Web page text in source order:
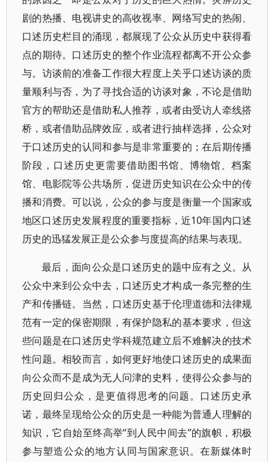
剧的热播、电视讲史的高收视率、网络写史的热闹、
口述历史栏目的涌现，都展现了公众从历史中获得看
点的期待。口述历史的整个作业流程都离不开公众参
与。访谈前的准备工作很大程度上关乎口述访谈的质
量顺利与否，为了寻找合适的访谈对象，不论是借助
官方的帮助还是借助私人推荐，或者由受访人牵线搭
桥，或者借助品牌效应，或者进行抽样选择，公众对
于口述历史的认同和参与是非常重要的；在后期传播
阶段，口述历史更需要借助图书馆、博物馆、档案
馆、电影院等公共场所，促进历史知识在公众中的传
播和消费。可以说，公众的参与度是衡量一个国家或
地区口述历史发展程度的重要指标，近10年国内口述
历史的迅猛发展正是公众参与度提高的结果与表现。
最后，面向公众是口述历史的题中应有之义。从
公众中来到公众中去，口述历史才构成一条完整的生
产和传播链。当然，口述历史基于伦理道德和法律规
范有一定的保密期限，有保护隐私的基本要求，但这
些问题是在口述历史学科规范建立后不难解决的技术
性问题。相较而言，如何更好地使口述历史的成果面
向公众而不是成为无人问津的史料，使得公众参与的
历史回归公众，是更值得思考的问题。口述历史承
诺，最终呈现给公众的历史是一种能为普通人理解的
知识，它自始至终高举“到人民中间去”的旗帜，积极
参与塑造公众的地方认同与国家意识。在新媒体时